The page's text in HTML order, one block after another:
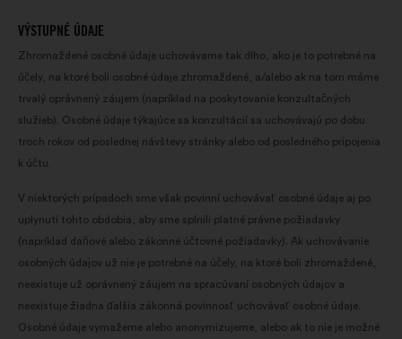
VÝSTUPNÉ ÚDAJE
Zhromaždené osobné údaje uchovávame tak dlho, ako je to potrebné na
účely, na ktoré boli osobné údaje zhromaždené, a/alebo ak na tom máme
trvalý oprávnený záujem (napríklad na poskytovanie konzultačných
služieb). Osobné údaje týkajúce sa konzultácií sa uchovávajú po dobu
troch rokov od poslednej návštevy stránky alebo od posledného pripojenia
k účtu.
V niektorých prípadoch sme však povinní uchovávať osobné údaje aj po
uplynutí tohto obdobia, aby sme splnili platné právne požiadavky
(napríklad daňové alebo zákonné účtovné požiadavky). Ak uchovávanie
osobných údajov už nie je potrebné na účely, na ktoré boli zhromaždené,
neexistuje už oprávnený záujem na spracúvaní osobných údajov a
neexistuje žiadna ďalšia zákonná povinnosť uchovávať osobné údaje.
Osobné údaje vymažeme alebo anonymizujeme, alebo ak to nie je možné